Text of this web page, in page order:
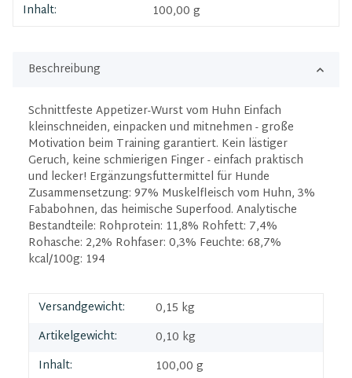
Inhalt:
100,00 g
Beschreibung
Schnittfeste Appetizer-Wurst vom Huhn Einfach
kleinschneiden, einpacken und mitnehmen - große
Motivation beim Training garantiert. Kein lästiger
Geruch, keine schmierigen Finger - einfach praktisch
und lecker! Ergänzungsfuttermittel für Hunde
Zusammensetzung: 97% Muskelfleisch vom Huhn, 3%
Fababohnen, das heimische Superfood. Analytische
Bestandteile: Rohprotein: 11,8% Rohfett: 7,4%
Rohasche: 2,2% Rohfaser: 0,3% Feuchte: 68,7%
kcal/100g: 194
Versandgewicht:
0,15 kg
Artikelgewicht:
0,10 kg
Inhalt:
100,00 g